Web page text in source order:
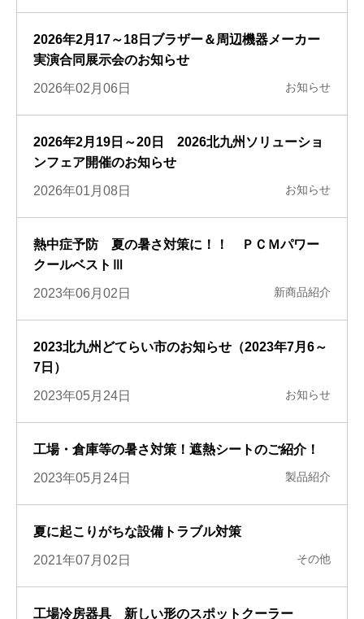
2026年2月17～18日ブラザー＆周辺機器メーカー
実演合同展示会のお知らせ
2026年02月06日 お知らせ
2026年2月19日～20日 2026北九州ソリューショ
ンフェア開催のお知らせ
2026年01月08日 お知らせ
熱中症予防 夏の暑さ対策に！！ ＰＣＭパワー
クールベストⅢ
2023年06月02日 新商品紹介
2023北九州どてらい市のお知らせ（2023年7月6～
7日）
2023年05月24日 お知らせ
工場・倉庫等の暑さ対策！遮熱シートのご紹介！
2023年05月24日 製品紹介
夏に起こりがちな設備トラブル対策
2021年07月02日 その他
工場冷房器具 新しい形のスポットクーラー